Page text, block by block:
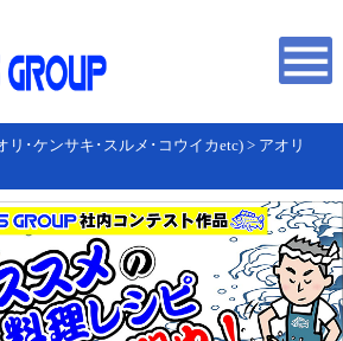
リ･ケンサキ･スルメ･コウイカetc) > アオリ